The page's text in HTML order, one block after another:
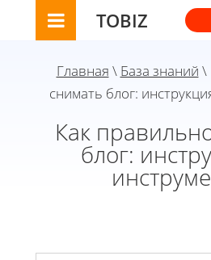
TOBIZ
Главная \ База знаний \
снимать блог:
Как
блог: